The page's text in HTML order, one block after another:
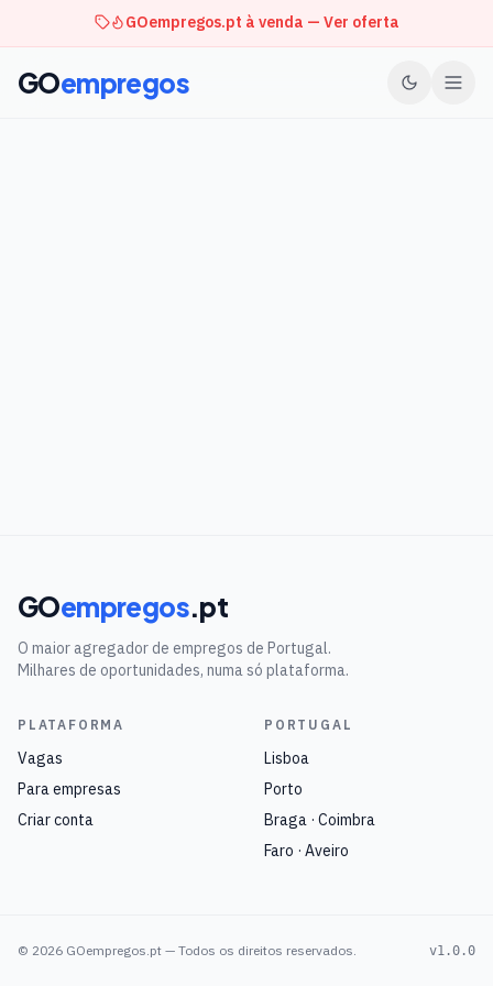
GOempregos.pt à venda — Ver oferta
GOempregos
GOempregos.pt
O maior agregador de empregos de Portugal.
Milhares de oportunidades, numa só plataforma.
PLATAFORMA
Vagas
Para empresas
Criar conta
PORTUGAL
Lisboa
Porto
Braga · Coimbra
Faro · Aveiro
© 2026 GOempregos.pt — Todos os direitos reservados. v1.0.0